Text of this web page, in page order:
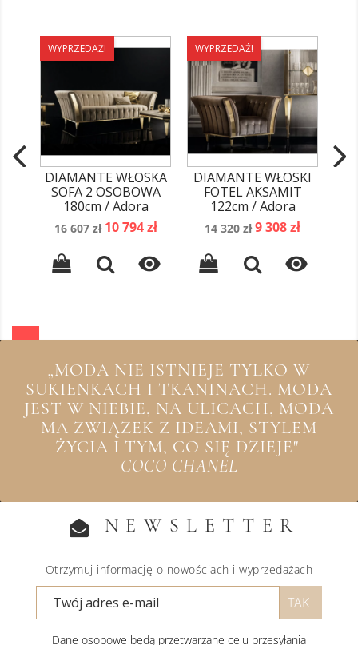
WYPRZEDAŻ!
DIAMANTE WŁOSKA
SOFA 2 OSOBOWA
180cm / Adora
Cena
16 607 zł Cena
10 794 zł

WYPRZEDAŻ!
DIAMANTE WŁOSKI
FOTEL AKSAMIT
122cm / Adora
Cena
14 320 zł Cena
9 308 zł

„MODA NIE ISTNIEJE TYLKO W
SUKIENKACH I TKANINACH. MODA
JEST W NIEBIE, NA ULICACH, MODA
MA ZWIĄZEK Z IDEAMI, STYLEM
ŻYCIA I TYM, CO SIĘ DZIEJE"
COCO CHANEL
NEWSLETTER
Otrzymuj informację o nowościach i wyprzedażach
Dane osobowe będą przetwarzane celu przesyłania